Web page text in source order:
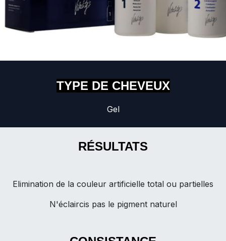
TYPE DE CHEVEUX
Gel
RÉSULTATS
Elimination de la couleur artificielle total ou partielles
N'éclaircis pas le pigment naturel